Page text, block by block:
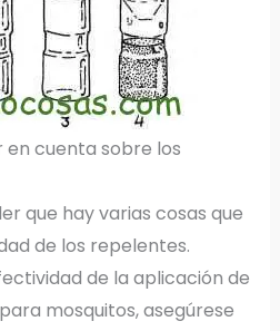
en cuenta sobre los
que hay varias cosas que
de los repelentes.
de la aplicación de
mosquitos, asegúrese